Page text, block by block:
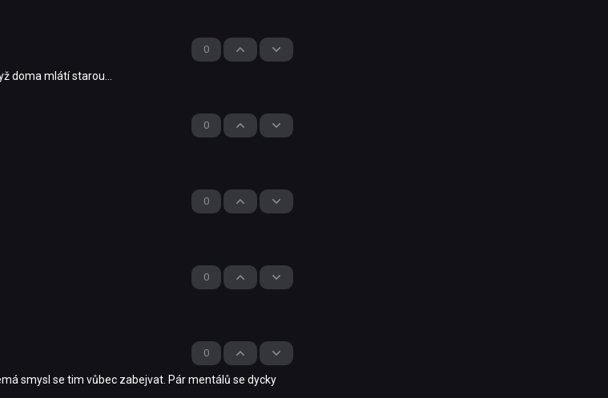
0
doma mlátí starou...
0
0
0
0
smysl se tim vůbec zabejvat. Pár mentálů se dycky